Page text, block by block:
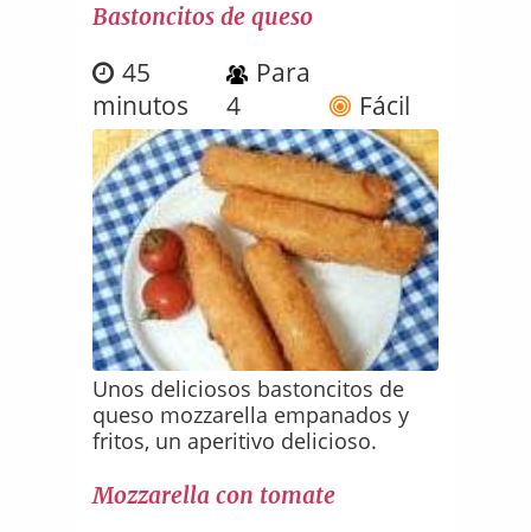
Bastoncitos de queso
45
minutos
Para
4
Fácil
Unos deliciosos bastoncitos de
queso mozzarella empanados y
fritos, un aperitivo delicioso.
Mozzarella con tomate